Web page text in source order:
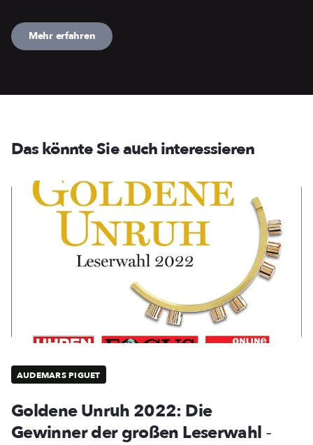
Mehr erfahren
Das könnte Sie auch interessieren
AUDEMARS PIGUET
Goldene Unruh 2022: Die
Gewinner der großen Leserwahl -